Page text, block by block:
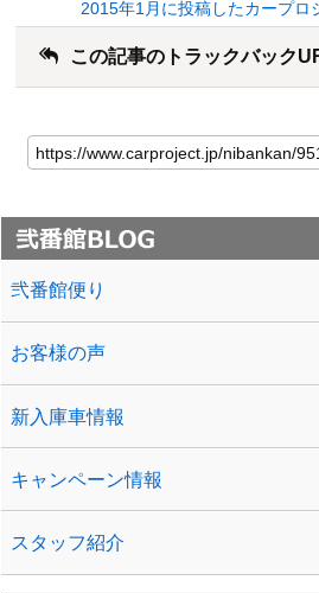
2015年1月に投稿したカープロ
この記事のトラックバック
弐番館便り
お客様の声
新入庫車情報
キャンペーン情報
スタッフ紹介